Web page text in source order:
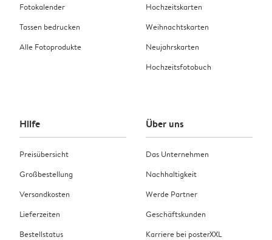
Fotokalender
Tassen bedrucken
Alle Fotoprodukte
Hochzeitskarten
Weihnachtskarten
Neujahrskarten
Hochzeitsfotobuch
Hilfe
Preisübersicht
Großbestellung
Versandkosten
Lieferzeiten
Bestellstatus
Über uns
Das Unternehmen
Nachhaltigkeit
Werde Partner
Geschäftskunden
Karriere bei posterXXL